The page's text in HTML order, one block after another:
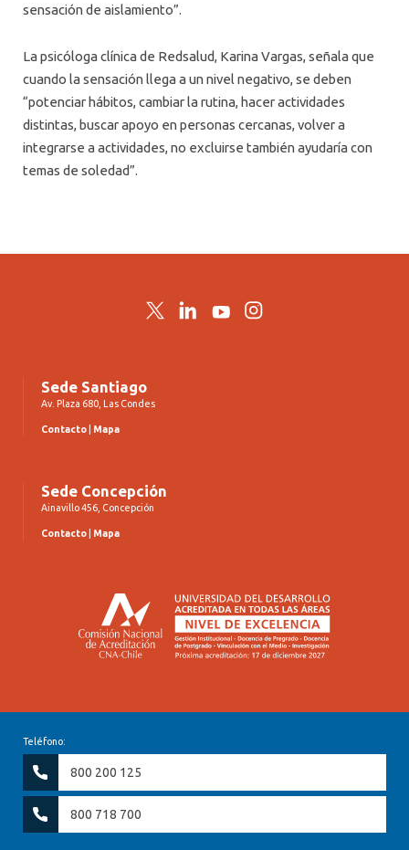
sensación de aislamiento”.
La psicóloga clínica de Redsalud, Karina Vargas, señala que
cuando la sensación llega a un nivel negativo, se deben
“potenciar hábitos, cambiar la rutina, hacer actividades
distintas, buscar apoyo en personas cercanas, volver a
integrarse a actividades, no excluirse también ayudaría con
temas de soledad”.
TwitterLinkedInYouTubeInstagram
Sede Santiago
Av. Plaza 680, Las Condes
Contacto Mapa
Sede Concepción
Ainavillo 456, Concepción
Contacto Mapa
Teléfono:
800 200 125
800 718 700